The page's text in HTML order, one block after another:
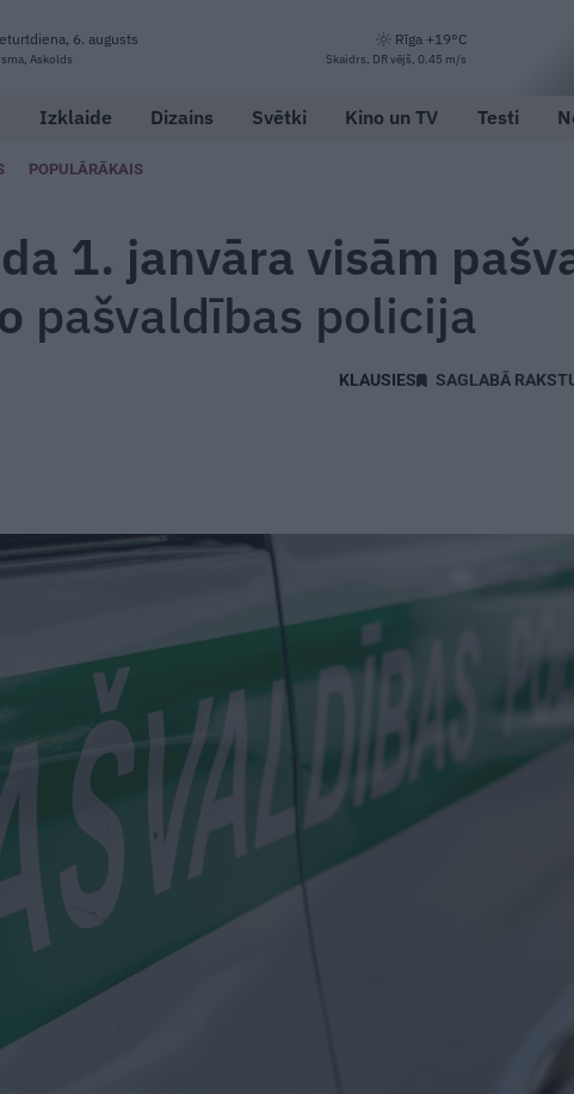
6. augusts
Askolds
Rīga +19°C
Skaidrs, DR vējš, 0.45 m/s
Izklaide Dizains Svētki Kino un TV Testi
POPULĀRĀKAIS
1. janvāra visām
pašvaldības policija
SAGLABĀ